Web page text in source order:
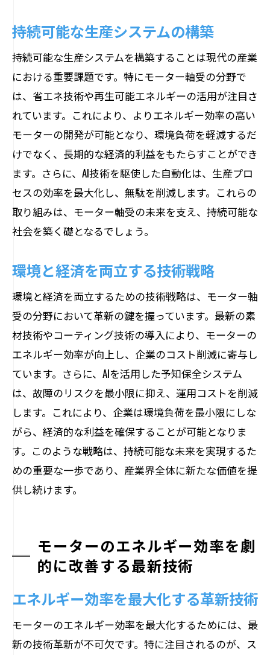
持続可能な生産システムの構築
持続可能な生産システムを構築することは現代の産業
における重要課題です。特にモーター軸受の分野で
は、省エネ技術や再生可能エネルギーの活用が注目さ
れています。これにより、よりエネルギー効率の高い
モーターの開発が可能となり、環境負荷を軽減するだ
けでなく、長期的な経済的利益をもたらすことができ
ます。さらに、AI技術を駆使した自動化は、生産プロ
セスの効率を最大化し、無駄を削減します。これらの
取り組みは、モーター軸受の未来を支え、持続可能な
社会を築く礎となるでしょう。
環境と経済を両立する技術戦略
環境と経済を両立するための技術戦略は、モーター軸
受の分野において革新の鍵を握っています。最新の素
材技術やコーティング技術の導入により、モーターの
エネルギー効率が向上し、企業のコスト削減に寄与し
ています。さらに、AIを活用した予知保全システム
は、故障のリスクを最小限に抑え、運用コストを削減
します。これにより、企業は環境負荷を最小限にしな
がら、経済的な利益を確保することが可能となりま
す。このような戦略は、持続可能な未来を実現するた
めの重要な一歩であり、産業界全体に新たな価値を提
供し続けます。
モーターのエネルギー効率を劇
的に改善する最新技術
エネルギー効率を最大化する革新技術
モーターのエネルギー効率を最大化するためには、最
新の技術革新が不可欠です。特に注目されるのが、ス